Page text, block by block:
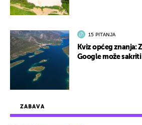
ZABAVA
15 PITANJA
Kviz općeg znanja:
Google može sakriti